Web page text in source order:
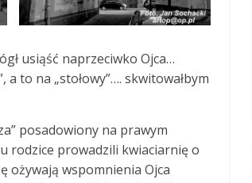
usiąść naprzeciwko Ojca…
to na „stołowy”…. skwitowałbym
posadowiony na prawym
rodzice prowadzili kwiaciarnię o
ożywają wspomnienia Ojca